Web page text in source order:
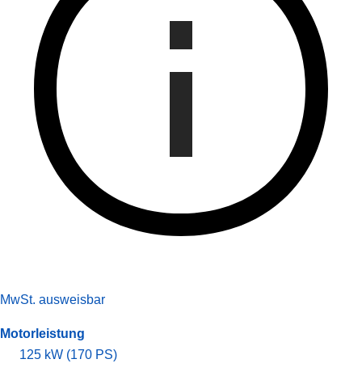
MwSt. ausweisbar
Motorleistung
125 kW (170 PS)